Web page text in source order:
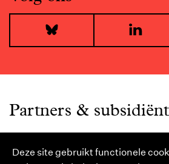
Deze site gebruikt functionele
Bluesky
Partners &